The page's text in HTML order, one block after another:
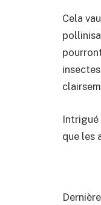
Cela
Intrigué
que les